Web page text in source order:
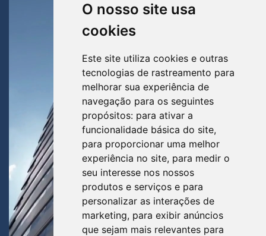
O nosso site usa
cookies
Este site utiliza cookies e outras
tecnologias de rastreamento para
melhorar sua experiência de
navegação para os seguintes
propósitos: para ativar a
funcionalidade básica do site,
para proporcionar uma melhor
experiência no site, para medir o
seu interesse nos nossos
produtos e serviços e para
personalizar as interações de
marketing, para exibir anúncios
que sejam mais relevantes para